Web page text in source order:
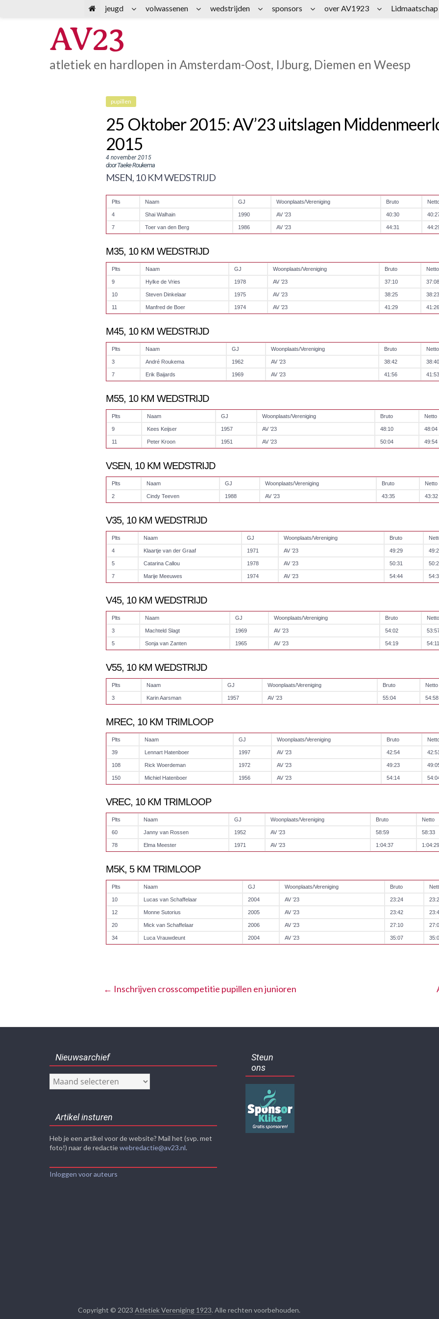
AV23
atletiek en hardlopen in Amsterdam-Oost, IJburg, Diemen en Weesp
pupillen
25 Oktober 2015: AV’23 uitslagen
2015
4 november 2015
door Taeke Roukema
MSEN, 10 KM WEDSTRIJD
Plts Naam GJ Woonplaats/Vereniging Bruto
4 Shai Walhain 1990 AV ’23 40:30
7 Toer van den Berg 1986 AV ’23 44:31
M35, 10 KM WEDSTRIJD
Plts Naam GJ Woonplaats/Vereniging Bruto Netto
9 Hylke de Vries 1978 AV ’23 37:10 37:08
10 Steven Dinkelaar 1975 AV ’23 38:25 38:23
11 Manfred de Boer 1974 AV ’23 41:29 41:26
M45, 10 KM WEDSTRIJD
Plts Naam GJ Woonplaats/Vereniging Bruto Netto
3 André Roukema 1962 AV ’23 38:42 38:40
7 Erik Baijards 1969 AV ’23 41:56 41:53
M55, 10 KM WEDSTRIJD
Plts Naam GJ Woonplaats/Vereniging Bruto Netto
9 Kees Keijser 1957 AV ’23 48:10 48:04
11 Peter Kroon 1951 AV ’23 50:04 49:54
VSEN, 10 KM WEDSTRIJD
Plts Naam GJ Woonplaats/Vereniging Bruto Netto
2 Cindy Teeven 1988 AV ’23 43:35 43:32
V35, 10 KM WEDSTRIJD
Plts Naam GJ Woonplaats/Vereniging Bruto
4 Klaartje van der Graaf 1971 AV ’23 49:29
5 Catarina Callou 1978 AV ’23 50:31
7 Marije Meeuwes 1974 AV ’23 54:44
V45, 10 KM WEDSTRIJD
Plts Naam GJ Woonplaats/Vereniging Bruto Netto
3 Machteld Slagt 1969 AV ’23 54:02
5 Sonja van Zanten 1965 AV ’23 54:19 54:11
V55, 10 KM WEDSTRIJD
Plts Naam GJ Woonplaats/Vereniging Bruto Netto
3 Karin Aarsman 1957 AV ’23 55:04 54:58
MREC, 10 KM TRIMLOOP
Plts Naam GJ Woonplaats/Vereniging Bruto
39 Lennart Hatenboer 1997 AV ’23 42:54 42:51
108 Rick Woerdeman 1972 AV ’23 49:23
150 Michiel Hatenboer 1956 AV ’23 54:14
VREC, 10 KM TRIMLOOP
Plts Naam GJ Woonplaats/Vereniging Bruto Netto
60 Janny van Rossen 1952 AV ’23 58:59 58:33
78 Elma Meester 1971 AV ’23 1:04:37 1:04:29
M5K, 5 KM TRIMLOOP
Plts Naam GJ Woonplaats/Vereniging Bruto
10 Lucas van Schaffelaar 2004 AV ’23 23:24
12 Monne Sutorius 2005 AV ’23 23:42
20 Mick van Schaffelaar 2006 AV ’23 27:10
34 Luca Vrauwdeunt 2004 AV ’23 35:07
← Inschrijven crosscompetitie pupillen en junioren
Nieuwsarchief
Nieuwsarchief
Artikel insturen
Heb je een artikel voor de website? Mail het (svp. met
foto!) naar de redactiewebredactie@av23.nl.
Inloggen voor auteurs
Steun
ons
Copyright © 2023Atletiek Vereniging 1923. Alle rechten voorbehouden.
jeugd volwassenen wedstrijden sponsors over AV1923 Lidmaatschap